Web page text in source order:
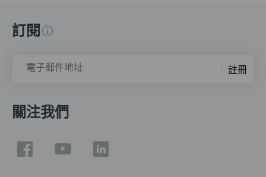
訂閱
電子郵件地址 註冊
關注我們